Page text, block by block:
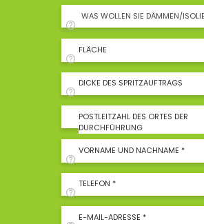
WAS WOLLEN SIE DÄMMEN/
FLÄCHE
DICKE DES SPRITZAUFTRAGS
POSTLEITZAHL DES ORTES DER
DURCHFÜHRUNG
VORNAME UND NACHNAME *
TELEFON *
E-MAIL-ADRESSE *